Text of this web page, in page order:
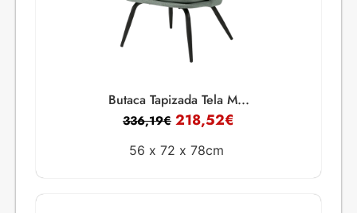
Butaca Tapizada Tela M...
336,19€ 218,52€
56 x 72 x 78cm